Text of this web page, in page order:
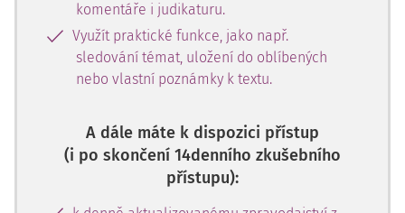
komentáře i judikaturu.
Využít praktické funkce, jako např.
sledování témat, uložení do oblíbených
nebo vlastní poznámky k textu.
A dále máte k dispozici přístup
(i po skončení 14denního zkušebního
přístupu):